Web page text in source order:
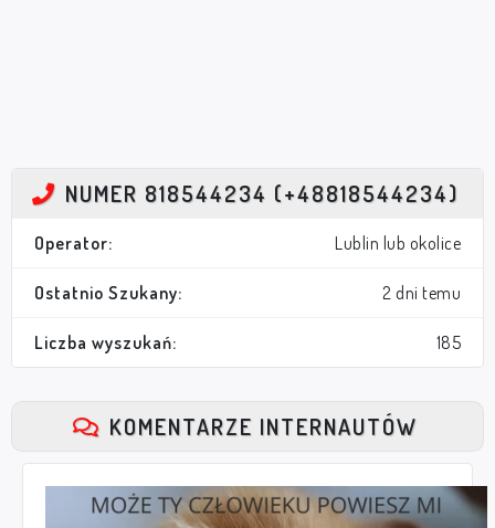
NUMER 818544234 (+48818544234)
Operator: Lublin lub okolice
Ostatnio Szukany: 2 dni temu
Liczba wyszukań: 185
KOMENTARZE INTERNAUTÓW